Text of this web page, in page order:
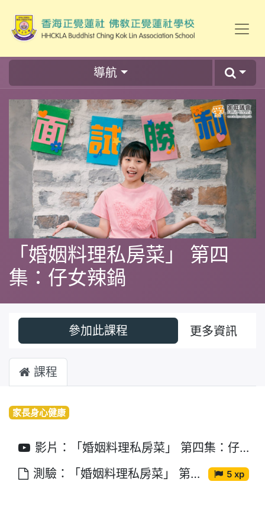
導航
「婚姻料理私房菜」 第四
集：仔女辣鍋
參加此課程 更多資訊
課程
家長身心健康
影片：「婚姻料理私房菜」 第四集：仔女辣鍋
測驗：「婚姻料理私房菜」 第四集：仔女辣鍋
5 xp